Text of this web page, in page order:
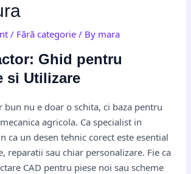
/ Fără categorie / By mara
Ghid pentru
si Utilizare
bun nu e doar o schita, ci baza pentru
agricola. Ca specialist in
ca un desen tehnic corect este esential
reparatii sau chiar personalizare. Fie ca
CAD pentru piese noi sau scheme